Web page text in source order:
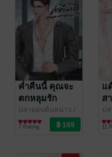
ค่ำคืนนี้ คุณจะ
ตกหลุมรัก
ปลายฝนต้นหนาว /
Riri_
นิยายรัก
7 Rating
แ
ส
ป
นิย
11